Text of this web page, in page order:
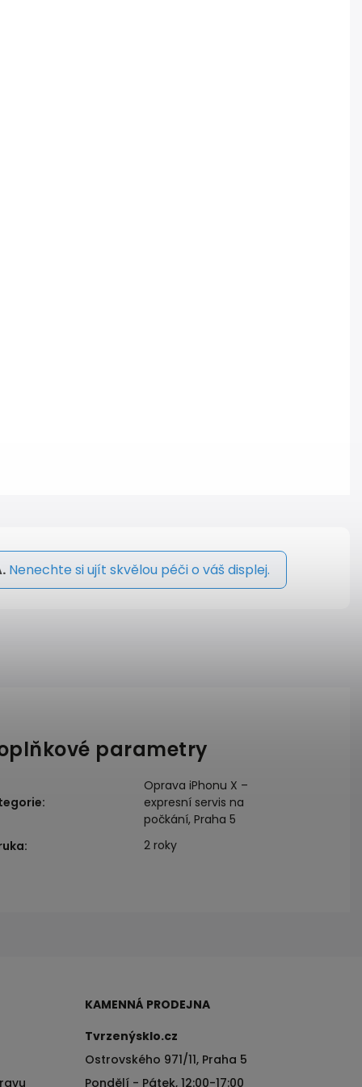
Nenechte si ujít skvělou péči o váš displej.
parametry
:
Oprava iPhonu X –
expresní servis na
počkání, Praha 5
: 2 roky
KAMENNÁ PRODEJNA
Tvrzenýsklo.cz
Ostrovského 971/11, Praha 5
Pondělí - Pátek, 12:00-17:00